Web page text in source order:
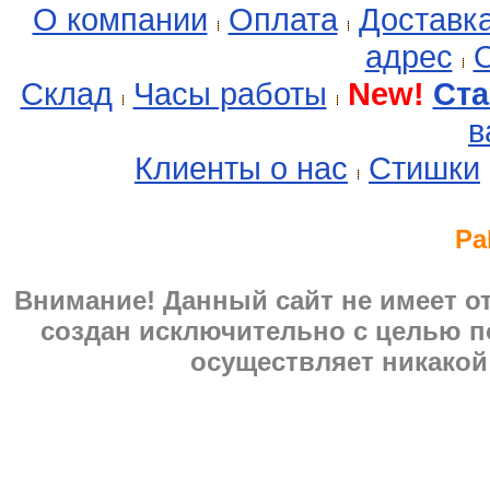
О компании Оплата
адрес
Склад
Часы работы New!
Клиенты о нас
Стишки
Внимание! Данный сайт не имеет
создан исключительно с целью
осуществляет